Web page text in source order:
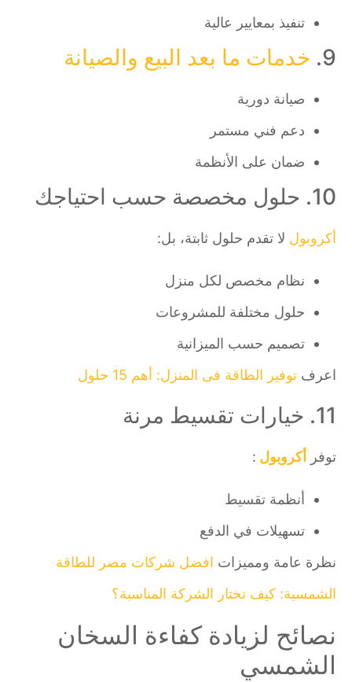
تنفيذ بمعايير عالية
خدمات ما بعد البيع والصيانة
صيانة دورية
دعم فني مستمر
ضمان على الأنظمة
10. حلول مخصصة حسب احتياجك
أكروبوللا تقدم حلول ثابتة، بل:
نظام مخصص لكل منزل
حلول مختلفة للمشروعات
تصميم حسب الميزانية
اعرفتوفير الطاقة فى المنزل: أهم 15 حلول
11. خيارات تقسيط مرنة
توفرأكروبول:
أنظمة تقسيط
تسهيلات في الدفع
نظرة عامة ومميزات افضل شركات مصر للطاقة
الشمسية: كيف تختار الشركة المناسبة؟
نصائح لزيادة كفاءة السخان
الشمسي